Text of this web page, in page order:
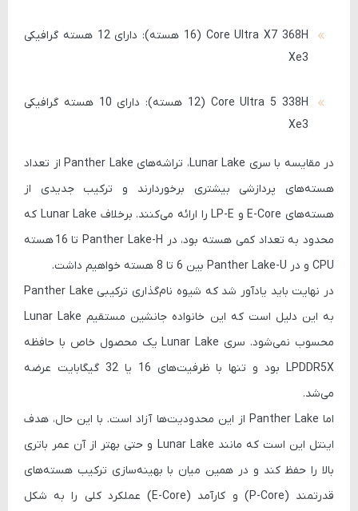
Core Ultra X7 368H (16 هسته)
: دارای 12 هسته گرافیکی
Xe3
Core Ultra 5 338H (12 هسته)
: دارای 10 هسته گرافیکی
Xe3
در مقایسه با سری Lunar Lake
، تراشه‌های Panther Lake از تعداد
هسته‌های پردازشی بیشتری برخوردارند و ترکیب جدیدی از
هسته‌های E-Coreو LP-E
را ارائه می‌کنند. برخلاف Lunar Lake که
محدود به تعداد کمی هسته بود، در Panther Lake-H تا
16 هسته
CPU و در Panther Lake-U بین 6 تا 8 هسته
خواهیم داشت.
در نهایت باید یادآور شد که شیوه نام‌گذاری ترکیبی Panther Lake
به این دلیل است که این خانواده جانشین مستقیم Lunar Lake
محسوب نمی‌شود. سری Lunar Lake یک محصول خاص با حافظه
LPDDR5X
بود و تنها با ظرفیت‌های 16 یا 32 گیگابایت عرضه
می‌شد.
اما Panther Lake از این محدودیت‌ها آزاد است. با این حال، هدف
اینتل این است که مانند Lunar Lake و حتی بهتر از آن
عمر باتری
بالا را حفظ کند و در همین میان با بهینه‌سازی ترکیب هسته‌های
قدرتمند (P-Core) و کارآمد (E-Core) عملکرد کلی را به شکل